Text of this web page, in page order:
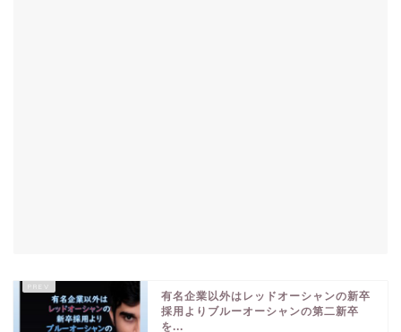
有名企業以外はレッドオーシャンの新卒
採用よりブルーオーシャンの第二新卒
を...